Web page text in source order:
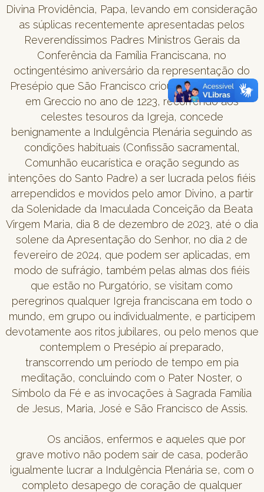
Divina Providência, Papa, levando em consideração
as súplicas recentemente apresentadas pelos
Reverendíssimos Padres Ministros Gerais da
Conferência da Família Franciscana, no
octingentésimo aniversário da representação do
Presépio que São Francisco criou por primeira vez
em Greccio no ano de 1223, recorrendo aos
celestes tesouros da Igreja, concede
benignamente a Indulgência Plenária seguindo as
condições habituais (Confissão sacramental,
Comunhão eucarística e oração segundo as
intenções do Santo Padre) a ser lucrada pelos fiéis
arrependidos e movidos pelo amor Divino, a partir
da Solenidade da Imaculada Conceição da Beata
Virgem Maria, dia 8 de dezembro de 2023, até o dia
solene da Apresentação do Senhor, no dia 2 de
fevereiro de 2024, que podem ser aplicadas, em
modo de sufrágio, também pelas almas dos fiéis
que estão no Purgatório, se visitam como
peregrinos qualquer Igreja franciscana em todo o
mundo, em grupo ou individualmente, e participem
devotamente aos ritos jubilares, ou pelo menos que
contemplem o Presépio aí preparado,
transcorrendo um período de tempo em pia
meditação, concluindo com o Pater Noster, o
Símbolo da Fé e as invocações à Sagrada Família
de Jesus, Maria, José e São Francisco de Assis.
Os anciãos, enfermos e aqueles que por
grave motivo não podem sair de casa, poderão
igualmente lucrar a Indulgência Plenária se, com o
completo desapego de coração de qualquer